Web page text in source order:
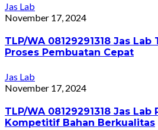
Jas Lab
November 17, 2024
TLP/WA 08129291318 Jas
Proses Pembuatan Cepat
Jas Lab
November 17, 2024
TLP/WA 08129291318 Jas Lab
Kompetitif Bahan Berkualitas